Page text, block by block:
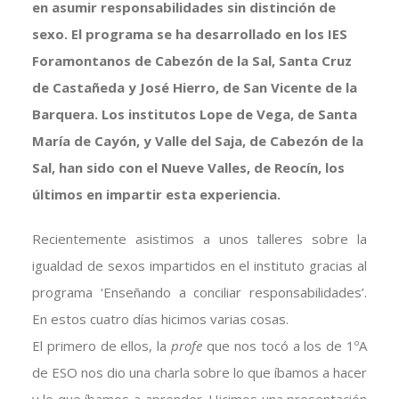
en asumir responsabilidades sin distinción de
sexo. El programa se ha desarrollado en los IES
Foramontanos de Cabezón de la Sal, Santa Cruz
de Castañeda y José Hierro, de San Vicente de la
Barquera. Los institutos Lope de Vega, de Santa
María de Cayón, y Valle del Saja, de Cabezón de la
Sal, han sido con el Nueve Valles, de Reocín, los
últimos en impartir esta experiencia.
Recientemente asistimos a unos talleres sobre la
igualdad de sexos impartidos en el instituto gracias al
programa ‘Enseñando a conciliar responsabilidades’.
En estos cuatro días hicimos varias cosas.
El primero de ellos, laprofe que nos tocó a los de 1ºA
de ESO nos dio una charla sobre lo que íbamos a hacer